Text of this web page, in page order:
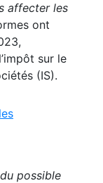
affecter les
ont
sur le
(IS).
possible